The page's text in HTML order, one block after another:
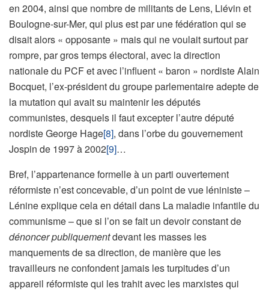
en 2004, ainsi que nombre de militants de Lens, Liévin et
Boulogne-sur-Mer, qui plus est par une fédération qui se
disait alors « opposante » mais qui ne voulait surtout par
rompre, par gros temps électoral, avec la direction
nationale du PCF et avec l’influent « baron » nordiste Alain
Bocquet, l’ex-président du groupe parlementaire adepte de
la mutation qui avait su maintenir les députés
communistes, desquels il faut excepter l’autre député
nordiste George Hage[8], dans l’orbe du gouvernement
Jospin de 1997 à 2002[9]…
Bref, l’appartenance formelle à un parti ouvertement
réformiste n’est concevable, d’un point de vue léniniste –
Lénine explique cela en détail dans La maladie infantile du
communisme – que si l’on se fait un devoir constant de
dénoncer publiquementdevant les masses les
manquements de sa direction, de manière que les
travailleurs ne confondent jamais les turpitudes d’un
appareil réformiste qui les trahit avec les marxistes qui